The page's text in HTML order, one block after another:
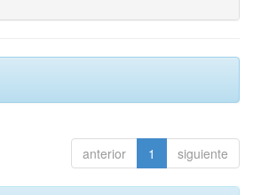
anterior 1 siguiente